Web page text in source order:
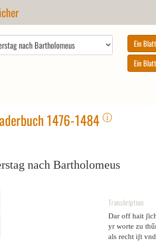
1476-1484 ⓘ
nach Bartholomeus
Transkription
Dar off hait
yr worte zu
als recht iʃt